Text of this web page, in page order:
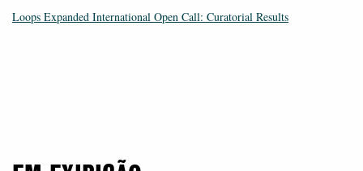
Loops Expanded International Open Call: Curatorial Results